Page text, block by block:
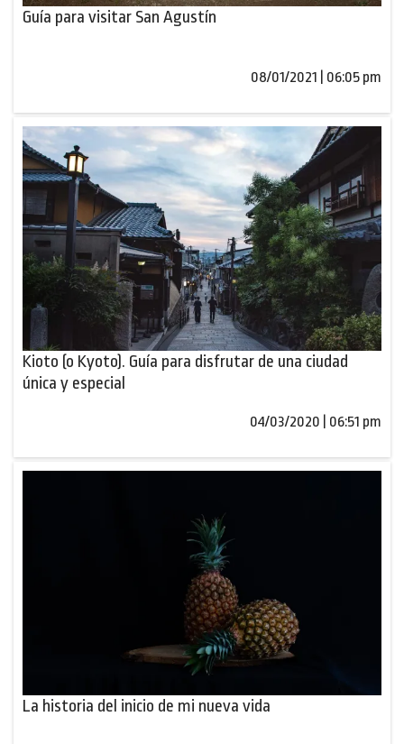
Guía para visitar San Agustín
08/01/2021 | 06:05 pm
Kioto (o Kyoto). Guía para disfrutar de una ciudad
única y especial
04/03/2020 | 06:51 pm
La historia del inicio de mi nueva vida